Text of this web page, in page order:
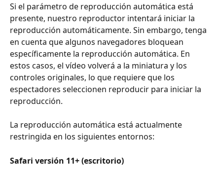
Si el parámetro de reproducción automática está
presente, nuestro reproductor intentará iniciar la
reproducción automáticamente. Sin embargo, tenga
en cuenta que algunos navegadores bloquean
específicamente la reproducción automática. En
estos casos, el vídeo volverá a la miniatura y los
controles originales, lo que requiere que los
espectadores seleccionen reproducir para iniciar la
reproducción.
La reproducción automática está actualmente
restringida en los siguientes entornos:
Safari versión 11+ (escritorio)